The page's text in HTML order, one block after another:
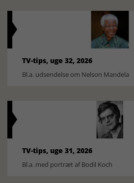
TV-tips, uge 32, 2026
Bl.a. udsendelse om Nelson Mandela
TV-tips, uge 31, 2026
Bl.a. med portræt af Bodil Koch